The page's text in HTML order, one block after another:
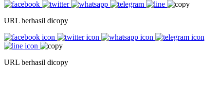
URL berhasil dicopy
URL berhasil dicopy